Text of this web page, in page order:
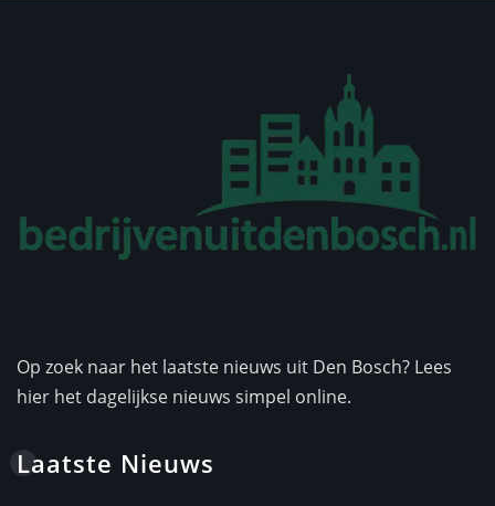
Op zoek naar het laatste nieuws uit Den Bosch? Lees
hier het dagelijkse nieuws simpel online.
Laatste Nieuws